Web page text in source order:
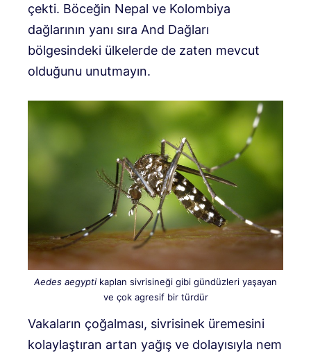
çekti. Böceğin Nepal ve Kolombiya
dağlarının yanı sıra And Dağları
bölgesindeki ülkelerde de zaten mevcut
olduğunu unutmayın.
Aedes aegypti kaplan sivrisineği gibi gündüzleri yaşayan
ve çok agresif bir türdür
Vakaların çoğalması, sivrisinek üremesini
kolaylaştıran artan yağış ve dolayısıyla nem